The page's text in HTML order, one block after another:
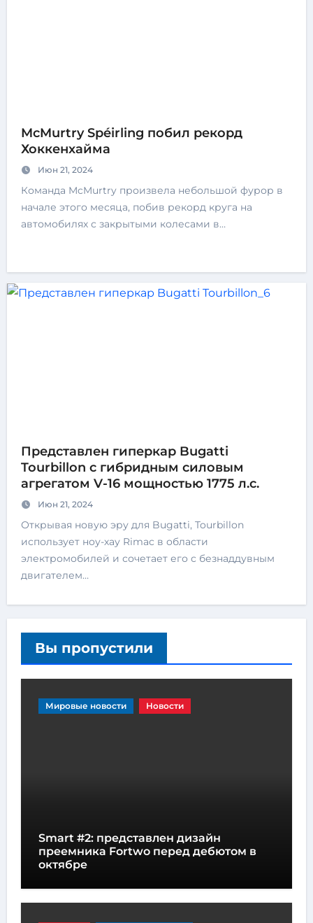
McMurtry Spéirling побил рекорд
Хоккенхайма
Июн 21, 2024
Команда McMurtry произвела небольшой фурор в
начале этого месяца, побив рекорд круга на
автомобилях с закрытыми колесами в…
Представлен гиперкар Bugatti
Tourbillon с гибридным силовым
агрегатом V-16 мощностью 1775 л.с.
Июн 21, 2024
Открывая новую эру для Bugatti, Tourbillon
использует ноу-хау Rimac в области
электромобилей и сочетает его с безнаддувным
двигателем…
Вы пропустили
Мировые новости Новости
Smart #2: представлен дизайн
преемника Fortwo перед дебютом в
октябре